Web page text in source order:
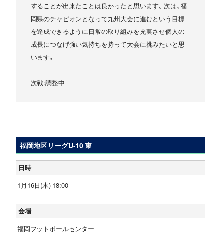
することが出来たことは良かったと思います。次は、福
岡県のチャピオンとなって九州大会に進むという目標
を達成できるように日常の取り組みを充実させ個人の
成長につなげ強い気持ちを持って大会に挑みたいと思
います。
次戦:調整中
福岡地区リーグU-10 東
日時
1月16日(木) 18:00
会場
福岡フットボールセンター